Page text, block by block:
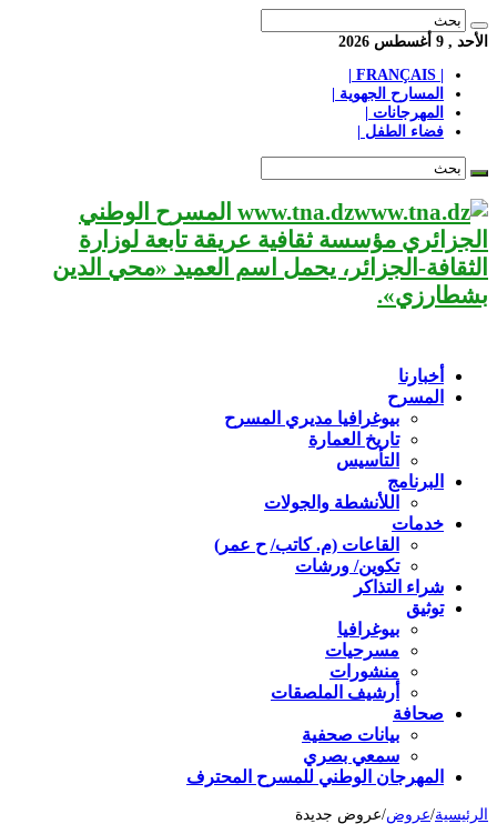
الأحد , 9 أغسطس 2026
المسارح الجهوية |
المهرجانات |
فضاء الطفل |
www.tna.dz المسرح الوطني
الجزائري مؤسسة ثقافية عريقة تابعة لوزارة
الثقافة-الجزائر، يحمل اسم العميد «محي الدين
بشطارزي».
أخبارنا
المسرح
بيوغرافيا مديري المسرح
تاريخ العمارة
التأسيس
البرنامج
اللأنشطة والجولات
خدمات
القاعات (م. كاتب/ ح عمر)
تكوين/ ورشات
شراء التذاكر
توثيق
بيوغرافيا
مسرحيات
منشورات
أرشيف الملصقات
صحافة
بيانات صحفية
سمعي بصري
المهرجان الوطني للمسرح المحترف
الرئيسية/عروض/عروض جديدة